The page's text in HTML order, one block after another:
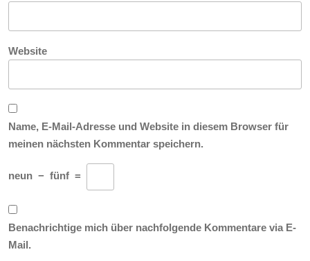
Website
Name, E-Mail-Adresse und Website in diesem Browser für
meinen nächsten Kommentar speichern.
neun − fünf =
Benachrichtige mich über nachfolgende Kommentare via E-
Mail.